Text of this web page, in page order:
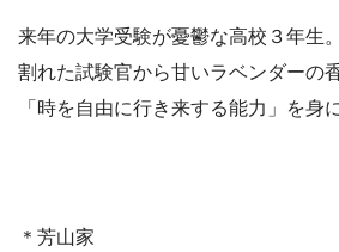
来年の大学受験が憂鬱な高校３年生
割れた試験官から甘いラベンダーの
「時を自由に行き来する能力」を身
＊芳山家